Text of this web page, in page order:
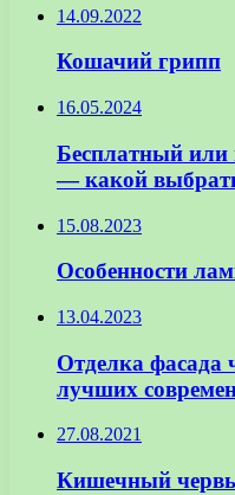
14.09.2022
Кошачий грипп
16.05.2024
Бесплатный или
— какой
15.08.2023
Особенности
13.04.2023
Отделка фасада
лучших
27.08.2021
Кишечный